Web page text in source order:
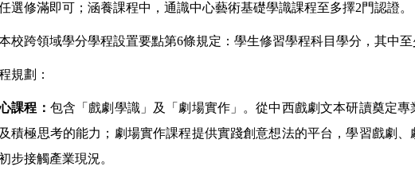
選修滿即可；涵養課程中，通識中心藝術基礎學識課程至多擇2門認證。
本校跨領域學分學程設置要點第6條規定：學生修習學程科目學分，其中
規劃：
課程： 包含「戲劇學識」及「劇場實作」。從中西戲劇文本研讀奠定
積極思考的能力；劇場實作課程提供實踐創意想法的平台，學習戲劇
步接觸產業現況。